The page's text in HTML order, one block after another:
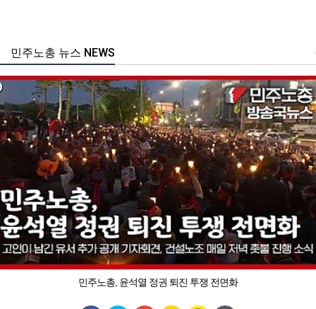
주노총 뉴스 NEWS
민주노총, 윤석열 정권 퇴진 투쟁 전면화